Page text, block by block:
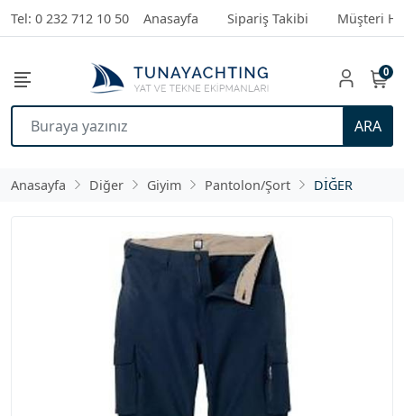
Tel: 0 232 712 10 50 Anasayfa Sipariş Takibi Müşteri
ARA
0
Anasayfa Diğer Giyim Pantolon/Şort DİĞER